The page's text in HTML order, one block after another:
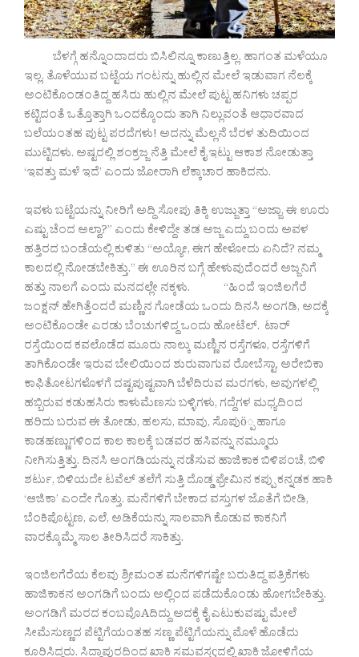
ಬೆಳಗ್ಗೆ ಹನ್ನೊಂದಾದರು ಬಿಸಿಲಿನ್ನೂ ಕಾಣುತ್ತಿಲ್ಲ. ಹಾಗಂತ ಮಳೆಯೂ
ಇಲ್ಲ. ತೊಳೆಯುವ ಬಟ್ಟೆಯ ಗಂಟನ್ನು ಹುಲ್ಲಿನ ಮೇಲೆ ಇಡುವಾಗ ನೆಲಕ್ಕೆ
ಅಂಟಿಕೊಂಡಂತಿದ್ದ ಹಸಿರು ಹುಲ್ಲಿನ ಮೇಲೆ ಪುಟ್ಟ ಹನಿಗಳು ಚಪ್ಪರ
ಕಟ್ಟಿದಂತೆ ಒತ್ತೊತ್ತಾಗಿ ಒಂದಕ್ಕೊಂದು ತಾಗಿ ನಿಲ್ಲುವಂತೆ ಆಧಾರವಾದ
ಬಲೆಯಂತಹ ಪುಟ್ಟ ಪರದೆಗಳು! ಅದನ್ನು ಮೆಲ್ಲನೆ ಬೆರಳ ತುದಿಯಿಂದ
ಮುಟ್ಟಿದಳು. ಅಷ್ಟರಲ್ಲಿ ಶಂಕ್ರಜ್ಜ ನೆತ್ತಿ ಮೇಲೆ ಕೈ ಇಟ್ಟು ಆಕಾಶ ನೋಡುತ್ತಾ
‘ಇವತ್ತು ಮಳೆ ಇದೆ’ ಎಂದು ಜೋರಾಗಿ ಲೆಕ್ಕಾಚಾರ ಹಾಕಿದನು.
ಇವಳು ಬಟ್ಟೆಯನ್ನು ನೀರಿಗೆ ಅದ್ದಿ ಸೋಪು ತಿಕ್ಕಿ ಉಜ್ಜುತ್ತಾ “ಅಜ್ಜಾ, ಈ ಊರು
ಎಷ್ಟು ಚೆಂದ ಅಲ್ವಾ?” ಎಂದು ಕೇಳಿದ್ದೇ ತಡ ಅಜ್ಜ ಎದ್ದು ಬಂದು ಅವಳ
ಹತ್ತಿರದ ಬಂಡೆಯಲ್ಲಿ ಕುಳಿತು “ಅಯ್ಯೋ, ಈಗ ಹೇಳೋದು ಏನಿದೆ? ನಮ್ಮ
ಕಾಲದಲ್ಲಿ ನೋಡಬೇಕಿತ್ತು.” ಈ ಊರಿನ ಬಗ್ಗೆ ಹೇಳುವುದೆಂದರೆ ಅಜ್ಜನಿಗೆ
ಹತ್ತು ನಾಲಗೆ ಎಂದು ಮನದಲ್ಲೇ ನಕ್ಕಳು. “ಹಿಂದೆ ಇಂಜಿಲಗೆರೆ
ಜಂಕ್ಷನ್ ಹೇಗಿತ್ತೆಂದರೆ ಮಣ್ಣಿನ ಗೋಡೆಯ ಒಂದು ದಿನಸಿ ಅಂಗಡಿ, ಅದಕ್ಕೆ
ಅಂಟಿಕೊಂಡೇ ಎರಡು ಬೆಂಚುಗಳಿದ್ದ ಒಂದು ಹೋಟೆಲ್. ಟಾರ್
ರಸ್ತೆಯಿಂದ ಕವಲೊಡೆದ ಮೂರು ನಾಲ್ಕು ಮಣ್ಣಿನ ರಸ್ತೆಗಳೂ, ರಸ್ತೆಗಳಿಗೆ
ತಾಗಿಕೊಂಡೇ ಇರುವ ಬೇಲಿಯಿಂದ ಶುರುವಾಗುವ ರೋಬೆಸ್ಟಾ, ಅರೇಬಿಕಾ
ಕಾಫಿತೋಟಗಳೊಳಗೆ ದಷ್ಟಪುಷ್ಟವಾಗಿ ಬೆಳೆದಿರುವ ಮರಗಳು, ಅವುಗಳಲ್ಲಿ
ಹಬ್ಬಿರುವ ಕಡುಹಸಿರು ಕಾಳುಮೆಣಸು ಬಳ್ಳಿಗಳು, ಗದ್ದೆಗಳ ಮಧ್ಯದಿಂದ
ಹರಿದು ಬರುವ ಈ ತೋಡು, ಹಲಸು, ಮಾವು, ಸೊಪುö್ಪ ಹಾಗೂ
ಕಾಡಹಣ್ಣುಗಳಿಂದ ಕಾಲ ಕಾಲಕ್ಕೆ ಬಡವರ ಹಸಿವನ್ನು ನಮ್ಮೂರು
ನೀಗಿಸುತ್ತಿತ್ತು. ದಿನಸಿ ಅಂಗಡಿಯನ್ನು ನಡೆಸುವ ಹಾಜಿಕಾಕ ಬಿಳಿಪಂಚೆ, ಬಿಳಿ
ಶರ್ಟು, ಬಿಳಿಯದೇ ಟವೆಲ್ ತಲೆಗೆ ಸುತ್ತಿ ದೊಡ್ಡ ಫ್ರೇಮಿನ ಕಪ್ಪು ಕನ್ನಡಕ ಹಾಕಿ
‘ಆಜಿಕಾ’ ಎಂದೇ ಗೊತ್ತು. ಮನೆಗಳಿಗೆ ಬೇಕಾದ ವಸ್ತುಗಳ ಜೊತೆಗೆ ಬೀಡಿ,
ಬೆಂಕಿಪೊಟ್ಟಣ, ಎಲೆ, ಅಡಿಕೆಯನ್ನು ಸಾಲವಾಗಿ ಕೊಡುವ ಕಾಕನಿಗೆ
ವಾರಕ್ಕೊಮ್ಮೆ ಸಾಲ ತೀರಿಸಿದರೆ ಸಾಕಿತ್ತು.
ಇಂಜಿಲಗೆರೆಯ ಕೆಲವು ಶ್ರೀಮಂತ ಮನೆಗಳಿಗಷ್ಟೇ ಬರುತಿದ್ದ ಪತ್ರಿಕೆಗಳು
ಹಾಜಿಕಾಕನ ಅಂಗಡಿಗೆ ಬಂದು ಅಲ್ಲಿಂದ ಪಡೆದುಕೊಂಡು ಹೋಗಬೇಕಿತ್ತು.
ಅಂಗಡಿಗೆ ಮರದ ಕಂಬವೊAದಿದ್ದು ಅದಕ್ಕೆ ಕೈ ಎಟುಕುವಷ್ಟು ಮೇಲೆ
ಸೀಮೆಸುಣ್ಣದ ಪೆಟ್ಟಿಗೆಯಂತಹ ಸಣ್ಣ ಪೆಟ್ಟಿಗೆಯನ್ನು ಮೊಳೆ ಹೊಡೆದು